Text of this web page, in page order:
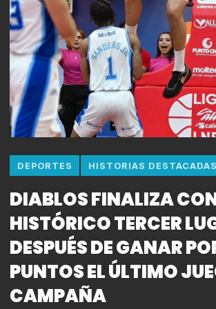
DEPORTES HISTORIAS DESTACADAS
DIABLOS FINALIZA
HISTÓRICO TERCER
DESPUÉS DE GANAR
PUNTOS EL ÚLTIMO
CAMPAÑA